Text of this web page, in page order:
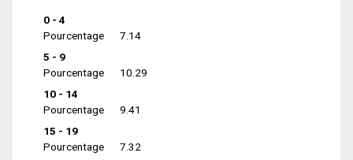
0 - 4
Pourcentage
7.14
5 - 9
Pourcentage
10.29
10 - 14
Pourcentage
9.41
15 - 19
Pourcentage
7.32